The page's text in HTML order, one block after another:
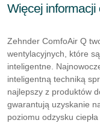
Więcej informacji
Zehnder ComfoAir Q
wentylacyjnych, które
inteligentne.
inteligentną techniką
najlepszy z produktów
gwarantują uzyskanie
poziomu odzysku